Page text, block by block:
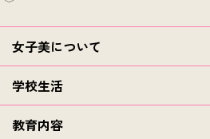
女子美について
学校生活
教育内容